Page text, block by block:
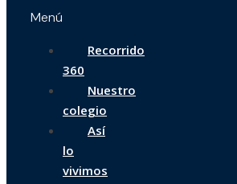
Menú
Recorrido
360
Nuestro
colegio
Así
lo
vivimos